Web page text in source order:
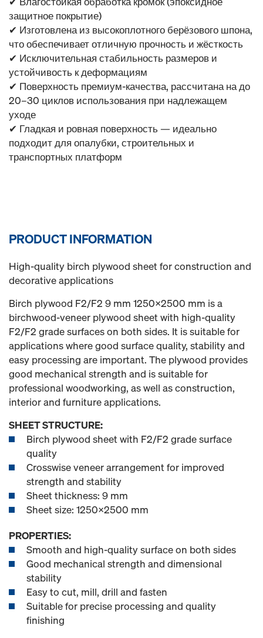
защитное покрытие)
✔ Изготовлена из высокоплотного берёзового шпона,
что обеспечивает отличную прочность и жёсткость
✔ Исключительная стабильность размеров и
устойчивость к деформациям
✔ Поверхность премиум-качества, рассчитана на до
20–30 циклов использования при надлежащем
уходе
✔ Гладкая и ровная поверхность — идеально
подходит для опалубки, строительных и
транспортных платформ
PRODUCT INFORMATION
High-quality birch plywood sheet for construction and
decorative applications
Birch plywood F2/F2 9 mm 1250x2500 mm is a
birchwood-veneer plywood sheet with high-quality
F2/F2 grade surfaces on both sides. It is suitable for
applications where good surface quality, stability and
easy processing are important. The plywood provides
good mechanical strength and is suitable for
professional woodworking, as well as construction,
interior and furniture applications.
SHEET STRUCTURE:
Birch plywood sheet with F2/F2 grade surface
quality
Crosswise veneer arrangement for improved
strength and stability
Sheet thickness: 9 mm
Sheet size: 1250x2500 mm
PROPERTIES:
Smooth and high-quality surface on both sides
Good mechanical strength and dimensional
stability
Easy to cut, mill, drill and fasten
Suitable for precise processing and quality
finishing